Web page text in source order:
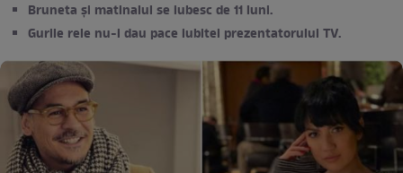
Bruneta și matinalul se iubesc de 11 luni.
Gurile rele nu-i dau pace iubitei prezentatorului TV.